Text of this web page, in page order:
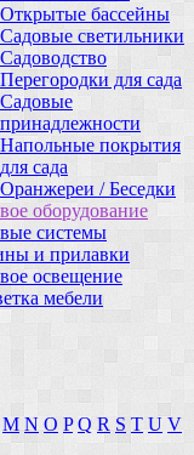
Открытые бассейны
Садовые светильники
Садоводство
Перегородки для сада
Садовые
принадлежности
Напольные покрытия
для сада
Оранжереи / Беседки
оборудование
системы
и прилавки
освещение
мебели
M N O P Q R S T U V